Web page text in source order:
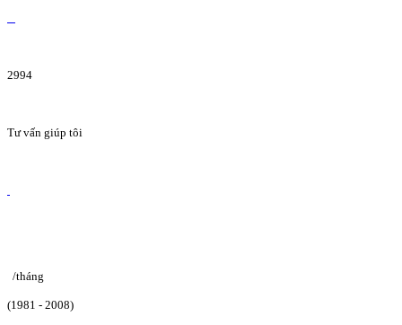
2994
Tư vấn giúp tôi
/tháng
(1981 - 2008)